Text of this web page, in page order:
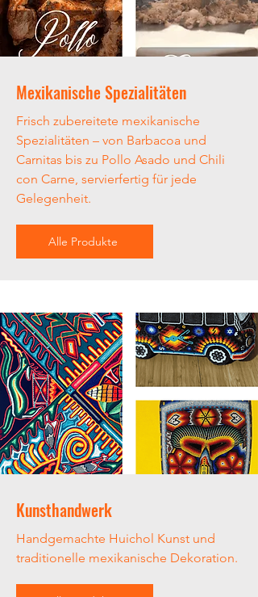
Mexikanische Spezialitäten
Frisch zubereitete mexikanische
Spezialitäten – von Barbacoa und
Carnitas bis zu Pollo Asado und Chili
con Carne, servierfertig für jede
Gelegenheit.
Alle Produkte
Kunsthandwerk
Handgemachte Huichol Kunst und
traditionelle mexikanische Dekoration.